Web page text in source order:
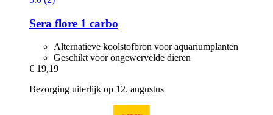
Sera flore 1 carbo
Alternatieve koolstofbron voor aquariumplanten
Geschikt voor ongewervelde dieren
€ 19,19
Bezorging uiterlijk op 12. augustus